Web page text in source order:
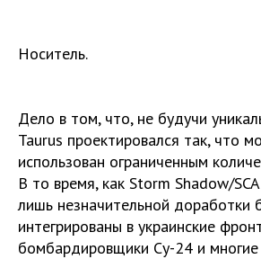
Носитель.
Дело в том, что, не будучи
Taurus проектировался так, что
использован ограниченным
В то время, как Storm Shadow/
лишь незначительной доработки
интегрированы в украинские
бомбардировщики Су-24 и многие